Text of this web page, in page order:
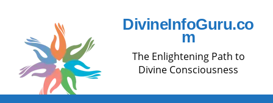
DivineInfoGuru.co
m
The Enlightening Path to
Divine Consciousness